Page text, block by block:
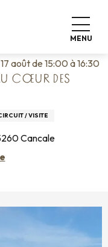
MENU
à huîtres
août de 15:00 à 16:30
CŒUR DES
/ VISITE
Cancale